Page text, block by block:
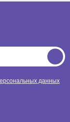
данных